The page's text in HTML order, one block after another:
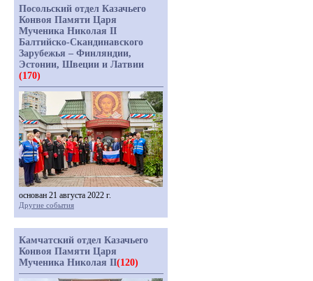
Посольский отдел Казачьего
Конвоя Памяти Царя
Мученика Николая II
Балтийско-Скандинавского
Зарубежья – Финляндии,
Эстонии, Швеции и Латвии
(170)
основан 21 августа 2022 г.
Другие события
Камчатский отдел Казачьего
Конвоя Памяти Царя
Мученика Николая II(120)